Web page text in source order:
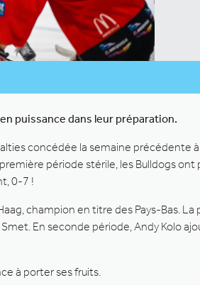
puissance dans leur préparation.
concédée la semaine précédente
période stérile, les Bulldogs
0-7 !
champion en titre des Pays-Bas.
En seconde période, Andy Kolo
à porter ses fruits.